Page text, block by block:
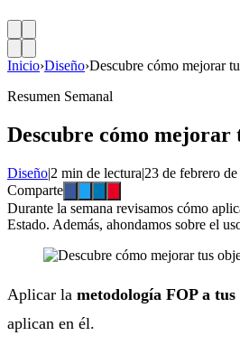
Inicio›Diseño›Descubre cómo mejorar
Resumen Semanal
Descubre cómo
Diseño|2 min de lectura|23 de febrero
Comparte
Durante la semana revisamos cómo
Estado. Además, ahondamos sobre el
Aplicar la metodología FOP a tus
aplican en él.